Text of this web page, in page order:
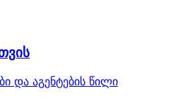
და აგენტების წილი